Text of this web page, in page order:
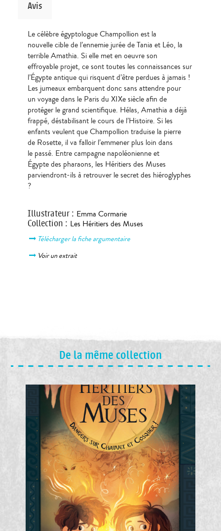
Avis
Le célèbre égyptologue Champollion est la
nouvelle cible de l’ennemie jurée de Tania et Léo, la
terrible Amathia. Si elle met en oeuvre son
effroyable projet, ce sont toutes les connaissances sur
l’Égypte antique qui risquent d’être perdues à jamais !
Les jumeaux embarquent donc sans attendre pour
un voyage dans le Paris du XIXe siècle afin de
protéger le grand scientifique. Hélas, Amathia a déjà
frappé, déstabilisant le cours de l’Histoire. Si les
enfants veulent que Champollion traduise la pierre
de Rosette, il va falloir l’emmener plus loin dans
le passé. Entre campagne napoléonienne et
Égypte des pharaons, les Héritiers des Muses
parviendront-ils à retrouver le secret des hiéroglyphes
?
Illustrateur: Emma Cormarie
Collection : Les Héritiers des Muses
Télécharger la fiche argumentaire
Voir un extrait
De la même collection